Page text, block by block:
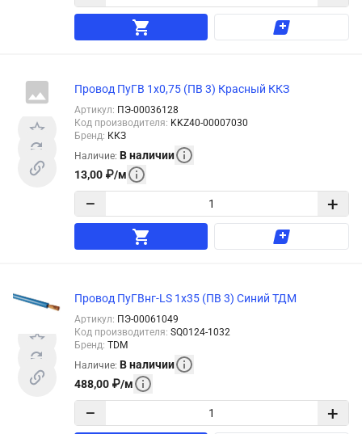
Провод ПуГВ 1х0,75 (ПВ 3) Красный ККЗ
Артикул: ПЭ-00036128
Код производителя: KKZ40-00007030
Бренд: ККЗ
Наличие: В наличии
13,00 ₽/м
− +
Провод ПуГВнг-LS 1х35 (ПВ 3) Синий ТДМ
Артикул: ПЭ-00061049
Код производителя: SQ0124-1032
Бренд: TDM
Наличие: В наличии
488,00 ₽/м
− +